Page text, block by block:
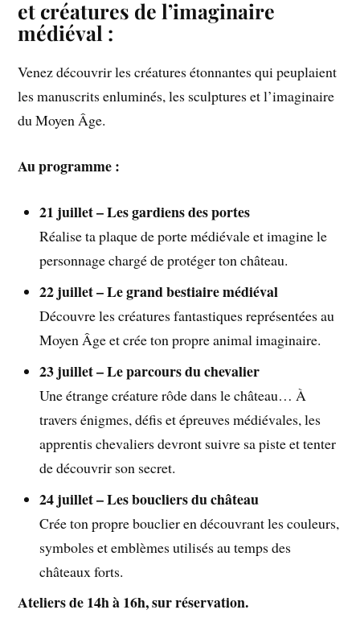
et créatures de l’imaginaire
médiéval :
Venez découvrir les créatures étonnantes qui peuplaient
les manuscrits enluminés, les sculptures et l’imaginaire
du Moyen Âge.
Au programme :
21 juillet – Les gardiens des portes
Réalise ta plaque de porte médiévale et imagine le
personnage chargé de protéger ton château.
22 juillet – Le grand bestiaire médiéval
Découvre les créatures fantastiques représentées au
Moyen Âge et crée ton propre animal imaginaire.
23 juillet – Le parcours du chevalier
Une étrange créature rôde dans le château… À
travers énigmes, défis et épreuves médiévales, les
apprentis chevaliers devront suivre sa piste et tenter
de découvrir son secret.
24 juillet – Les boucliers du château
Crée ton propre bouclier en découvrant les couleurs,
symboles et emblèmes utilisés au temps des
châteaux forts.
Ateliers de 14h à 16h, sur réservation.